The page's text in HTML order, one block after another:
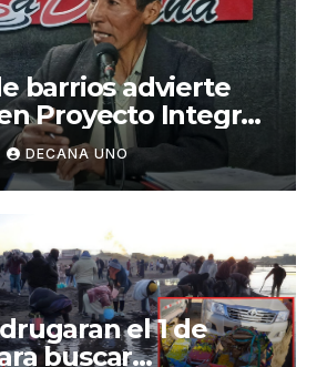
barrios advierte
Proyecto Integral
Alcantarillado para
DECANA UNO
el 1 de
buscar